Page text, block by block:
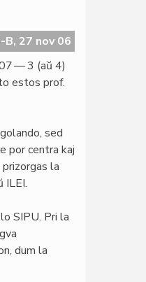
B, 27 nov 06
— 3 (aŭ 4)
estos prof.
sed
por centra kaj
la
ILEI.
SIPU. Pri la
dum la